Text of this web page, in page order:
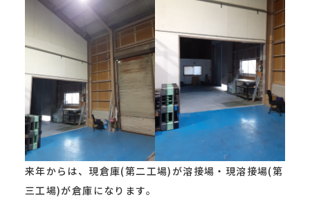
来年からは、現倉庫(第二工場)が溶接場・現溶接場(第
三工場)が倉庫になります。